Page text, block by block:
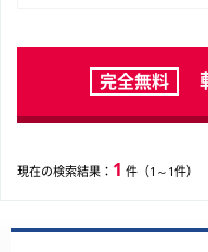
深化させ、市場価値を高
探してみてください。
完全無料
現在の検索結果： 1 件（1～1件）